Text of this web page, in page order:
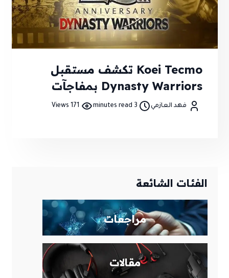
Koei Tecmo تكشف مستقبل
Dynasty Warriors بمفاجآت
فهد العازمي 3 minutes read
171 Views
الفئات الشائعة
مراجعات
مقالات